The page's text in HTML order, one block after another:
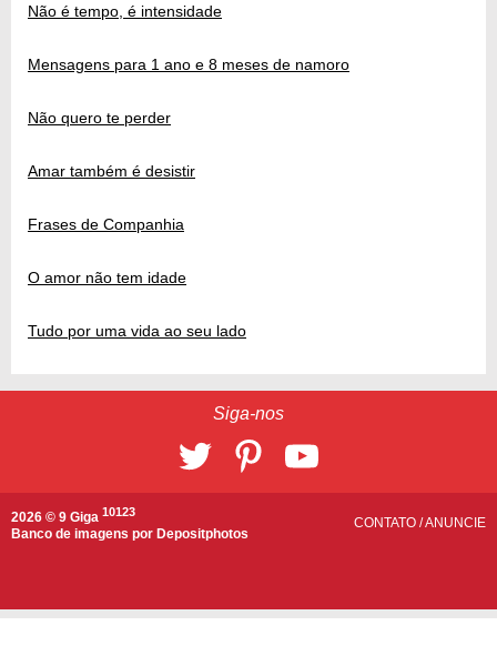
Não é tempo, é intensidade
Mensagens para 1 ano e 8 meses de namoro
Não quero te perder
Amar também é desistir
Frases de Companhia
O amor não tem idade
Tudo por uma vida ao seu lado
Siga-nos
2026 © 9 Giga 10123
Banco de imagens por Depositphotos
CONTATO /ANUNCIE